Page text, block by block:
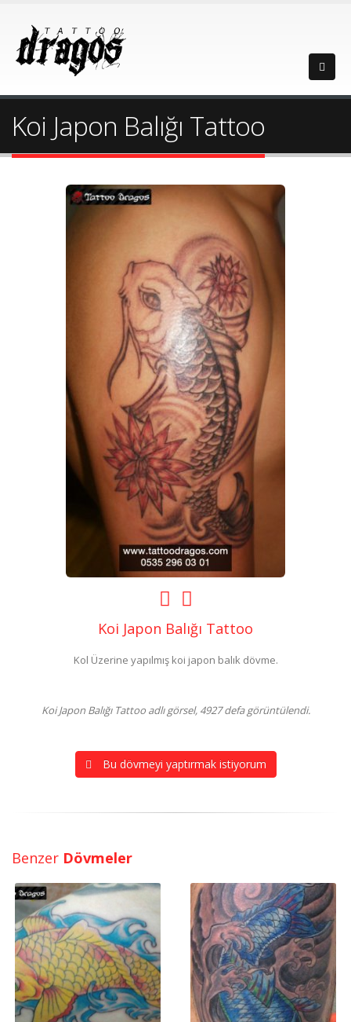
Koi Japon Balığı Tattoo
Koi Japon Balığı Tattoo
Kol Üzerine yapılmış koi japon balık dövme.
Koi Japon Balığı Tattoo adlı görsel, 4927 defa görüntülendi.
Bu dövmeyi yaptırmak istiyorum
Benzer Dövmeler